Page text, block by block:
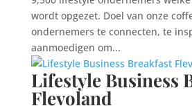
wordt opgezet. Doel van onze
ondernemers te connecten, te
aanmoedigen om...
Lifestyle Business
Flevoland